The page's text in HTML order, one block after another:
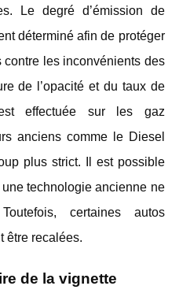
Le degré d’émission de
déterminé afin de protéger
contre les inconvénients des
de l’opacité et du taux de
effectuée sur les gaz
anciens comme le Diesel
plus strict. Il est possible
technologie ancienne ne
certaines autos
être recalées.
de la vignette